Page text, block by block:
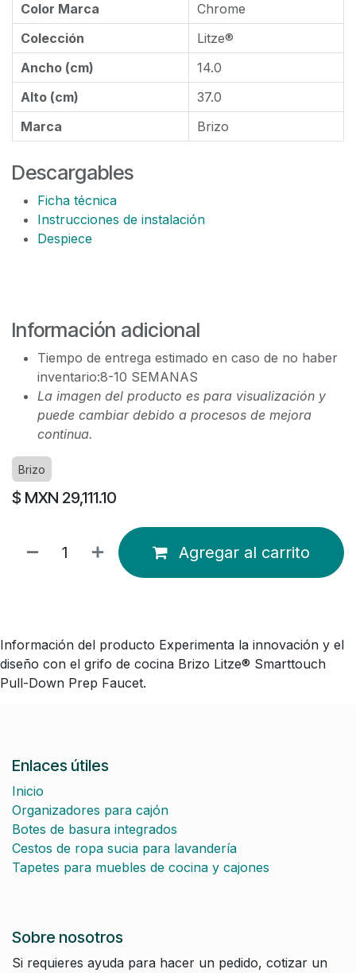
Color Marca
Chrome
Colección
Litze®
Ancho (cm)
14.0
Alto (cm)
37.0
Marca
Brizo
Descargables
Ficha técnica
Instrucciones de instalación
Despiece
Información adicional
Tiempo de entrega estimado en caso de no haber
inventario:8-10 SEMANAS
La imagen del producto es para visualización y
puede cambiar debido a procesos de mejora
continua.
Brizo
$ MXN 29,111.10
Agregar al carrito
Información del producto Experimenta la innovación y el
diseño con el grifo de cocina Brizo Litze® Smarttouch
Pull-Down Prep Faucet.
Enlaces útiles
Inicio
Organizadores para cajón
Botes de basura integrados
Cestos de ropa sucia para lavandería
Tapetes para muebles de cocina y cajones
Sobre nosotros
Si requieres ayuda para hacer un pedido, cotizar un